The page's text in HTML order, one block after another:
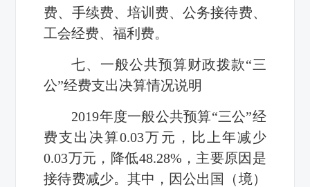
费、手续费、培训费、公务接待费、
工会经费、福利费。
七、一般公共预算财政拨款“三
公”经费支出决算情况说明
2019年度一般公共预算“三公”经
费支出决算0.03万元，比上年减少
0.03万元，降低48.28% ，主要原因是
接待费减少。其中，因公出国（境）